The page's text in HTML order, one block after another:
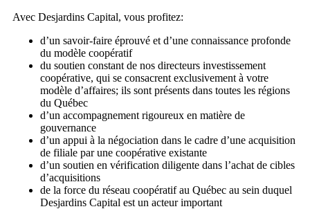
Avec Desjardins Capital, vous profitez:
d’un savoir-faire éprouvé et d’une connaissance profonde
du modèle coopératif
du soutien constant de nos directeurs investissement
coopérative, qui se consacrent exclusivement à votre
modèle d’affaires; ils sont présents dans toutes les régions
du Québec
d’un accompagnement rigoureux en matière de
gouvernance
d’un appui à la négociation dans le cadre d’une acquisition
de filiale par une coopérative existante
d’un soutien en vérification diligente dans l’achat de cibles
d’acquisitions
de la force du réseau coopératif au Québec au sein duquel
Desjardins Capital est un acteur important